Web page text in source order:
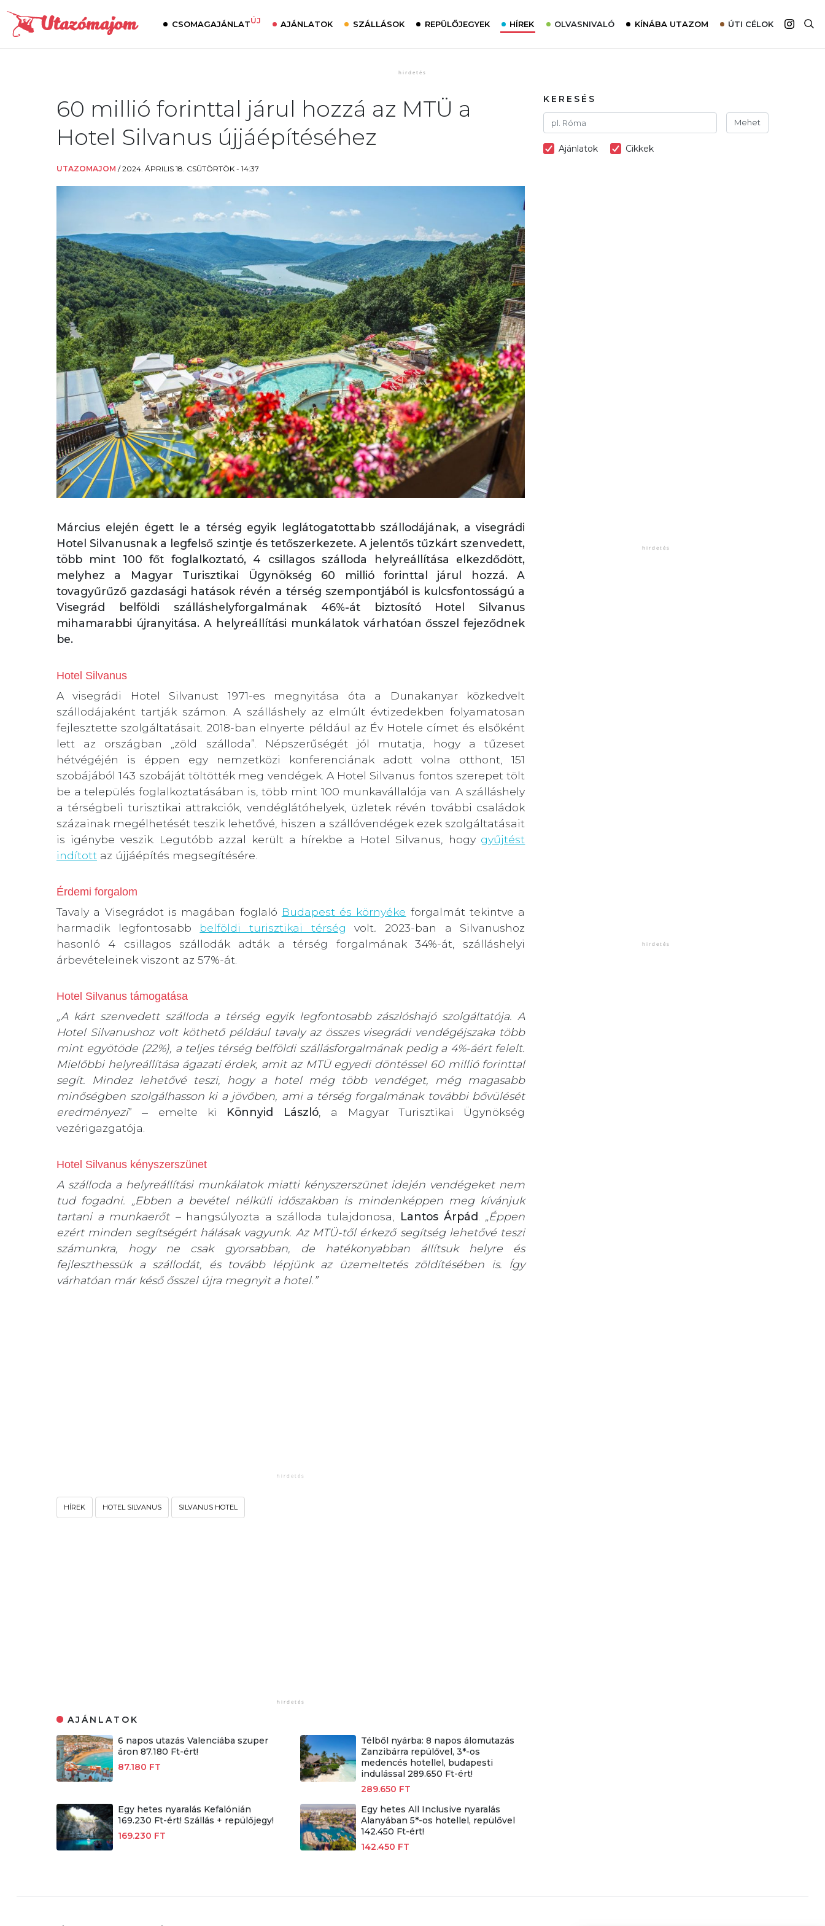
CSOMAGAJÁNLATÚJ AJÁNLATOK SZÁLLÁSOK REPÜLŐJEGYEK HÍREK OLVASNIVALÓ
Interjú
Élménybeszámolók
KÍNÁBA UTAZOM ÚTI CÉLOK
Ausztrália
60 millió forinttal járul hozzá az MTÜ a
Hotel Silvanus újjáépítéséhez
UTAZOMAJOM /2024. ÁPRILIS 18. CSÜTÖRTÖK - 14:37
Március elején égett le a térség egyik leglátogatottabb szállodájának, a visegrádi
Hotel Silvanusnak a legfelső szintje és tetőszerkezete. A jelentős tűzkárt szenvedett,
több mint 100 főt foglalkoztató, 4 csillagos szálloda helyreállítása elkezdődött,
melyhez a Magyar Turisztikai Ügynökség 60 millió forinttal járul hozzá.
A
tovagyűrűző gazdasági hatások révén a térség szempontjából is kulcsfontosságú a
Visegrád belföldi szálláshelyforgalmának 46%-át biztosító Hotel Silvanus
mihamarabbi újranyitása. A helyreállítási munkálatok várhatóan ősszel fejeződnek
be.
Hotel Silvanus
A visegrádi Hotel Silvanust 1971-es megnyitása óta a Dunakanyar közkedvelt
szállodájaként tartják számon. A szálláshely az elmúlt évtizedekben folyamatosan
fejlesztette szolgáltatásait. 2018-ban elnyerte például az Év Hotele címet és elsőként
lett az országban „zöld szálloda”. Népszerűségét jól mutatja, hogy a tűzeset
hétvégéjén is éppen egy nemzetközi konferenciának adott volna otthont, 151
szobájából 143 szobáját töltötték meg vendégek. A Hotel Silvanus fontos szerepet tölt
be a település foglalkoztatásában is, több mint 100 munkavállalója van. A szálláshely
a térségbeli turisztikai attrakciók, vendéglátóhelyek, üzletek révén további családok
százainak megélhetését teszik lehetővé, hiszen a szállóvendégek ezek szolgáltatásait
is igénybe veszik. Legutóbb azzal került a hírekbe a Hotel Silvanus, hogy gyűjtést
indított az újjáépítés megsegítésére.
Érdemi forgalom
Tavaly a Visegrádot is magában foglaló Budapest és környéke forgalmát tekintve a
harmadik legfontosabb belföldi turisztikai térség volt. 2023-ban a Silvanushoz
hasonló 4 csillagos szállodák adták a térség forgalmának 34%-át, szálláshelyi
árbevételeinek viszont az 57%-át.
Hotel Silvanus támogatása
„A kárt szenvedett szálloda a térség egyik legfontosabb zászlóshajó szolgáltatója. A
Hotel Silvanushoz volt köthető például tavaly az összes visegrádi vendégéjszaka több
mint egyötöde (22%), a teljes térség belföldi szállásforgalmának pedig a 4%-áért felelt.
Mielőbbi helyreállítása ágazati érdek, amit az MTÜ egyedi döntéssel 60 millió forinttal
segít. Mindez lehetővé teszi, hogy a hotel még több vendéget, még magasabb
minőségben szolgálhasson ki a jövőben, ami a térség forgalmának további bővülését
eredményezi” ‒ emelte ki Könnyid László, a Magyar Turisztikai Ügynökség
vezérigazgatója.
Hotel Silvanus kényszerszünet
A szálloda a helyreállítási munkálatok miatti kényszerszünet idején vendégeket nem
tud fogadni. „Ebben a bevétel nélküli időszakban is mindenképpen meg kívánjuk
tartani a munkaerőt – hangsúlyozta a szálloda tulajdonosa, Lantos Árpád
„Éppen
ezért minden segítségért hálásak vagyunk. Az MTÜ-től érkező segítség lehetővé teszi
számunkra, hogy ne csak gyorsabban, de hatékonyabban állítsuk helyre és
fejleszthessük a szállodát, és tovább lépjünk az üzemeltetés zöldítésében is. Így
várhatóan már késő ősszel újra megnyit a hotel.”
HÍREK HOTEL SILVANUS SILVANUS HOTEL
AJÁNLATOK
6 napos utazás Valenciába szuper
áron 87.180 Ft-ért!
87.180 FT
Télből nyárba: 8 napos álomutazás
Zanzibárra repülővel, 3*-os
medencés hotellel, budapesti
indulással 289.650 Ft-ért!
289.650 FT
Egy hetes nyaralás Kefalónián
169.230 Ft-ért! Szállás + repülőjegy!
169.230 FT
Egy hetes All Inclusive nyaralás
Alanyában 5*-os hotellel, repülővel
142.450 Ft-ért!
142.450 FT
KERESÉS
Mehet
Ajánlatok Cikkek